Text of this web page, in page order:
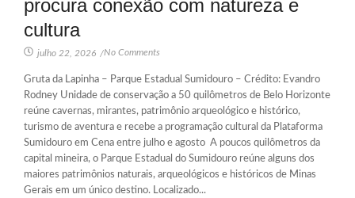
procura conexão com natureza e
cultura
julho 22, 2026 /No Comments
Gruta da Lapinha – Parque Estadual Sumidouro – Crédito: Evandro
Rodney Unidade de conservação a 50 quilômetros de Belo Horizonte
reúne cavernas, mirantes, patrimônio arqueológico e histórico,
turismo de aventura e recebe a programação cultural da Plataforma
Sumidouro em Cena entre julho e agosto A poucos quilômetros da
capital mineira, o Parque Estadual do Sumidouro reúne alguns dos
maiores patrimônios naturais, arqueológicos e históricos de Minas
Gerais em um único destino. Localizado...